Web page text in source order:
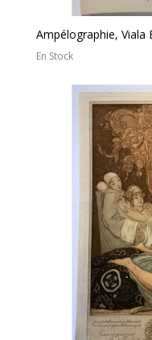
Ampélographie, Viala
En Stock